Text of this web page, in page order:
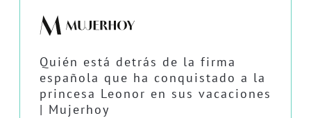
Quién está detrás de la firma
española que ha conquistado a la
princesa Leonor en sus vacaciones
| Mujerhoy